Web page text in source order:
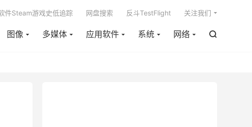
图像 多媒体 应用软件 系统 网络 
件Steam游戏史低追踪 网盘搜索 反斗TestFlight 关注我们